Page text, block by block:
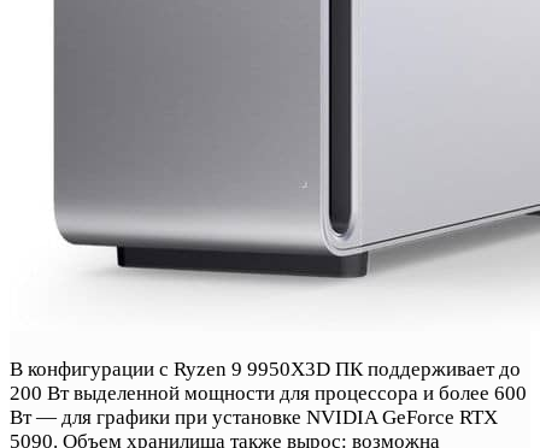
В конфигурации с Ryzen 9 9950X3D ПК поддерживает до
200 Вт выделенной мощности для процессора и более 600
Вт — для графики при установке NVIDIA GeForce RTX
5090. Объем хранилища также вырос: возможна